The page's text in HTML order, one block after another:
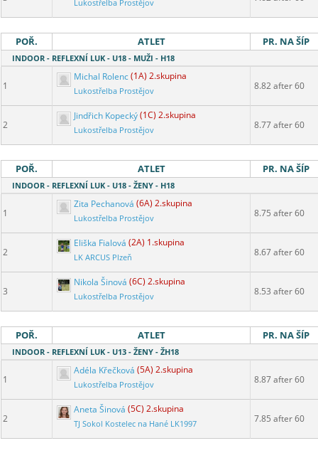
Lukostřelba Prostějov
POŘ. ATLET PR. NA ŠÍP
INDOOR - REFLEXNÍ LUK - U18 - MUŽI - H18
1
Michal Rolenc(1A) 2.skupina
Lukostřelba Prostějov 8.82 after 60
2
Jindřich Kopecký(1C) 2.skupina
Lukostřelba Prostějov 8.77 after 60
POŘ. ATLET PR. NA ŠÍP
INDOOR - REFLEXNÍ LUK - U18 - ŽENY - H18
1
Zita Pechanová (6A) 2.skupina
Lukostřelba Prostějov 8.75 after 60
2
Eliška Fialová (2A) 1.skupina
LK ARCUS Plzeň 8.67 after 60
3
Nikola Šinová (6C) 2.skupina
Lukostřelba Prostějov 8.53 after 60
POŘ. ATLET PR. NA ŠÍP
INDOOR - REFLEXNÍ LUK - U13 - ŽENY - ŽH18
1
Adéla Křečková (5A) 2.skupina
Lukostřelba Prostějov 8.87 after 60
2
Aneta Šinová (5C) 2.skupina
TJ Sokol Kostelec na Hané LK1997 7.85 after 60